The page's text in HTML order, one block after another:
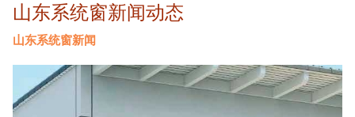
山东系统窗新闻动态
山东系统窗新闻